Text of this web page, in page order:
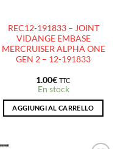
REC12-191833 – JOINT
VIDANGE EMBASE
MERCRUISER ALPHA ONE
GEN 2 – 12-191833
1.00€ TTC
En stock
AGGIUNGI AL CARRELLO